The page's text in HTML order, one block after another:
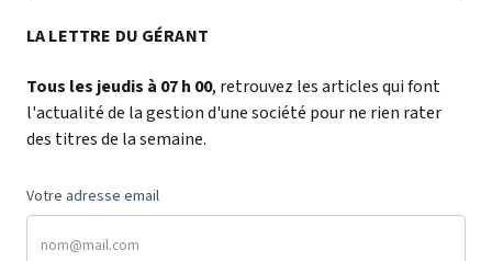
LA LETTRE DU GÉRANT
Tous les jeudis à 07 h 00, retrouvez les articles qui font
l'actualité de la gestion d'une société pour ne rien rater
des titres de la semaine.
Votre adresse email